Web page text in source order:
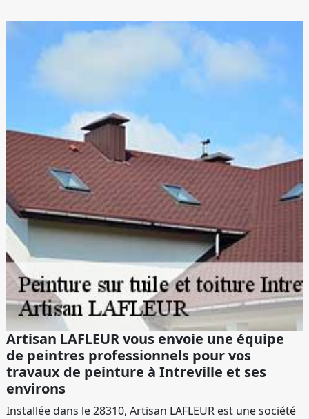
Artisan LAFLEUR vous envoie une équipe
de peintres professionnels pour vos
travaux de peinture à Intreville et ses
environs
Installée dans le 28310, Artisan LAFLEUR est une société